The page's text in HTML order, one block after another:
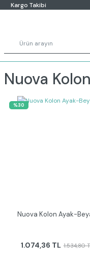
Kargo Takibi
Nuova
%30
Nuova Kolon Ayak-
1.074,36 TL 1.534,80